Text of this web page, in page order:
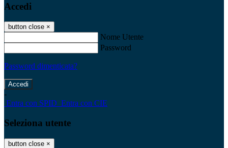
Accedi
button close ×
Nome Utente
Password
Password dimenticata?
-
Entra con SPID Entra con CIE
Seleziona utente
button close ×